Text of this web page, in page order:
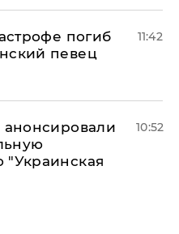
погиб
певец
11:42
10:52